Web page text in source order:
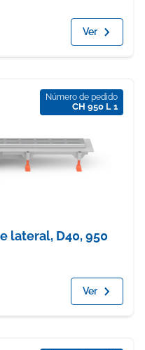
Ver
Número de pedido
CH 950 L 1
lateral, D40, 950
Ver